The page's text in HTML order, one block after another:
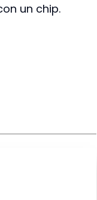
un chip.